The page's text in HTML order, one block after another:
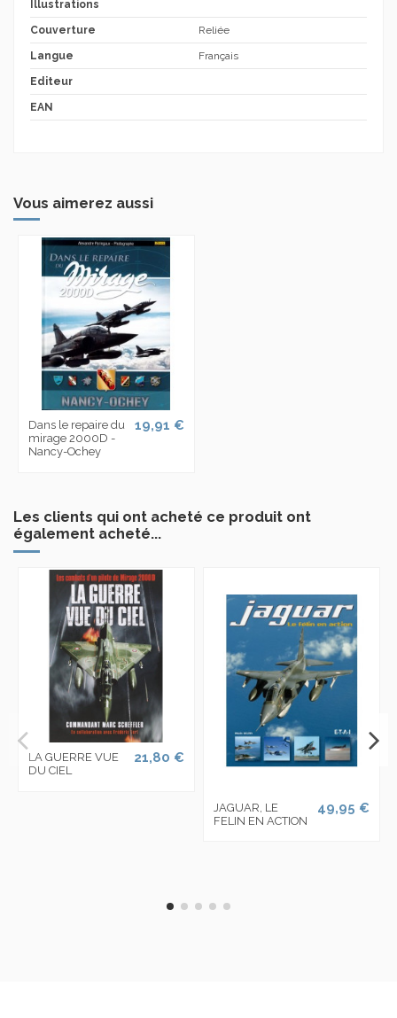
Illustrations
Couverture Reliée
Langue Français
Editeur
EAN
Vous aimerez aussi
Dans le repaire du
mirage 2000D -
Nancy-Ochey
19,91 €
Les clients qui ont acheté ce produit ont
également acheté...
LA GUERRE VUE
DU CIEL
21,80 €
JAGUAR, LE
FELIN EN ACTION
49,95 €